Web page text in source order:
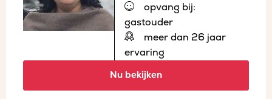
opvang bij:
gastouder
meer dan 26 jaar
ervaring
Nu bekijken